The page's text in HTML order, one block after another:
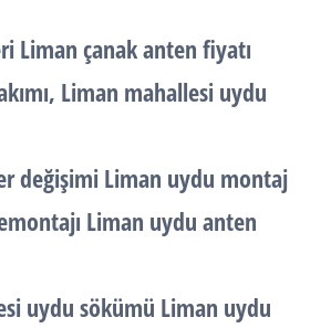
Liman çanak anten fiyatı
Liman mahallesi uydu
değişimi Liman uydu montaj
Liman uydu anten
uydu sökümü Liman uydu